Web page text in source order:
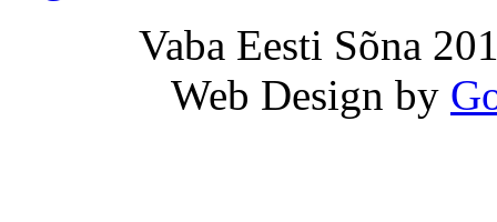
Vaba Eesti Sõna
Web Design by